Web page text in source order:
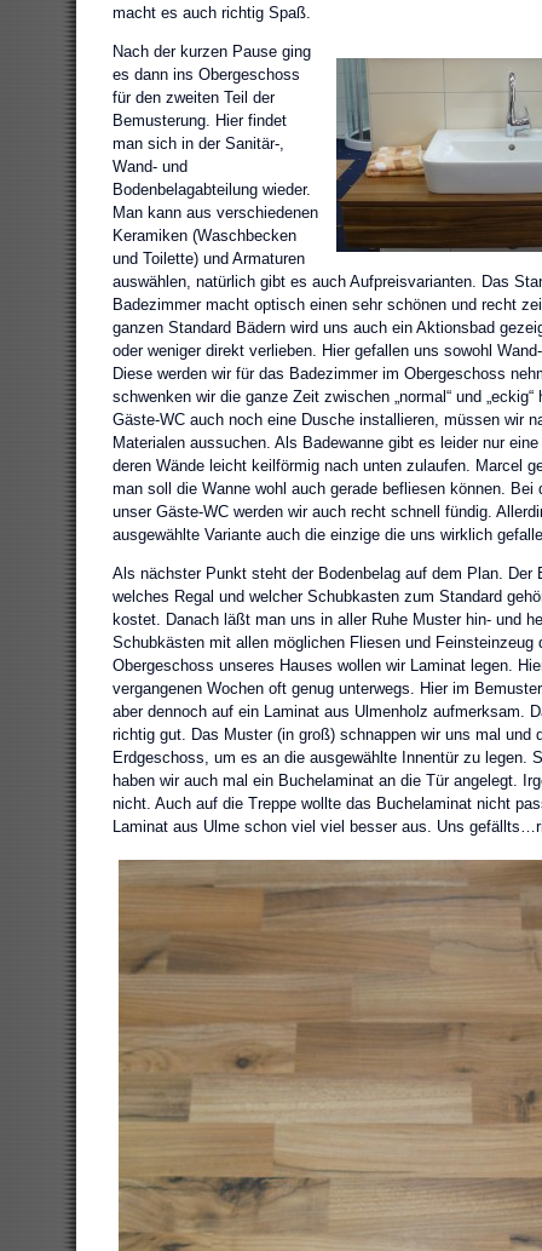
macht es auch richtig Spaß.
Nach der kurzen Pause ging
es dann ins Obergeschoss
für den zweiten Teil der
Bemusterung. Hier findet
man sich in der Sanitär-,
Wand- und
Bodenbelagabteilung wieder.
Man kann aus verschiedenen
Keramiken (Waschbecken
und Toilette) und Armaturen
auswählen, natürlich gibt es auch Aufpreisvarianten. Das
Badezimmer macht optisch einen sehr schönen und recht
ganzen Standard Bädern wird uns auch ein Aktionsbad
oder weniger direkt verlieben. Hier gefallen uns sowohl
Diese werden wir für das Badezimmer im Obergeschoss
schwenken wir die ganze Zeit zwischen „normal“ und
Gäste-WC auch noch eine Dusche installieren, müssen wir
Materialen aussuchen. Als Badewanne gibt es leider nur
deren Wände leicht keilförmig nach unten zulaufen. Marcel
man soll die Wanne wohl auch gerade befliesen können. Bei
unser Gäste-WC werden wir auch recht schnell fündig.
ausgewählte Variante auch die einzige die uns wirklich
Als nächster Punkt steht der Bodenbelag auf dem Plan. Der
welches Regal und welcher Schubkasten zum Standard
kostet. Danach läßt man uns in aller Ruhe Muster hin- und
Schubkästen mit allen möglichen Fliesen und Feinsteinzeug
Obergeschoss unseres Hauses wollen wir Laminat legen.
vergangenen Wochen oft genug unterwegs. Hier im
aber dennoch auf ein Laminat aus Ulmenholz aufmerksam.
richtig gut. Das Muster (in groß) schnappen wir uns mal und
Erdgeschoss, um es an die ausgewählte Innentür zu legen.
haben wir auch mal ein Buchelaminat an die Tür angelegt.
nicht. Auch auf die Treppe wollte das Buchelaminat nicht
Laminat aus Ulme schon viel viel besser aus. Uns